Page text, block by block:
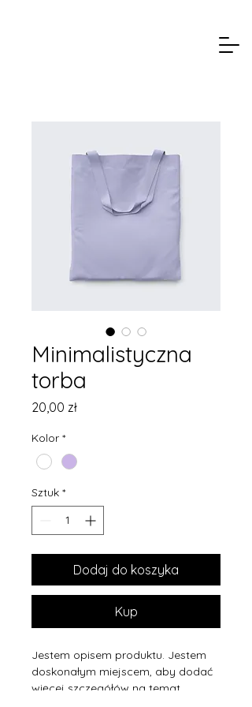
Minimalistyczna
torba
20,00 złCena
Kolor *
Sztuk *
Dodaj do koszyka
Kup
Jestem opisem produktu. Jestem
doskonałym miejscem, aby dodać
więcej szczegółów na temat